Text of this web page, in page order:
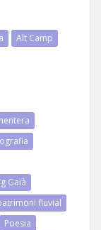
Alt Camp
Gaià
fluvial
Poesia